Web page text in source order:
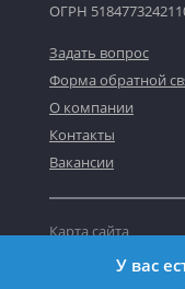
ОГРН
Задать вопрос
Форма обратной
О компании
Контакты
Вакансии
Карта сайта
ПолитикаУ вас